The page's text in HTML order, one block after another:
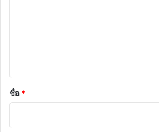
*
ชื่อ *